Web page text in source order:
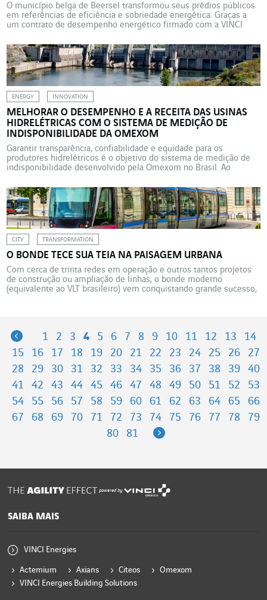
O município belga de Beersel transformou seus prédios públicos
em referências de eficiência e sobriedade energética. Graças a
um contrato de desempenho energético firmado com a VINCI
municipais agora registram uma economia de 35% no consumo
de energia e uma redução significativa de sua pegada de carbono.
Diante […]
ENERGY INNOVATION
MELHORAR O DESEMPENHO E A RECEITA DAS USINAS
HIDRELÉTRICAS COM O SISTEMA DE MEDIÇÃO DE
INDISPONIBILIDADE DA OMEXOM
Garantir transparência, confiabilidade e equidade para os
produtores hidrelétricos é o objetivo do sistema de medição de
indisponibilidade desenvolvido pela Omexom no Brasil. Ao
desempenho, a marca Infraestruturas de Energia da VINCI
Energies contribui para a modernização sustentável do parque
energético brasileiro. No Brasil, as pequenas centrais hidrelétricas
[…]
CITY TRANSFORMATION
O BONDE TECE SUA TEIA NA PAISAGEM URBANA
Com cerca de trinta redes em operação e outros tantos projetos
de construção ou ampliação de linhas, o bonde moderno
(equivalente ao VLT brasileiro) vem conquistando grande sucesso,
Previous
1 2 3 4 5 6 7 8 9 10 11 12 13
14
15
16 17 18 19 20 21 22 23 24 25 26
27
28
29 30 31 32 33 34 35 36 37 38 39
40
41
42 43 44 45 46 47 48 49 50 51 52
53
54
55 56 57 58 59 60 61 62 63 64 65
66
67
68 69 70 71 72 73 74 75 76 77 78
79
80
81 Next
powered by
SAIBA MAIS
VINCI Energies
Actemium Axians Citeos
Omexom
VINCI Energies Building Solutions